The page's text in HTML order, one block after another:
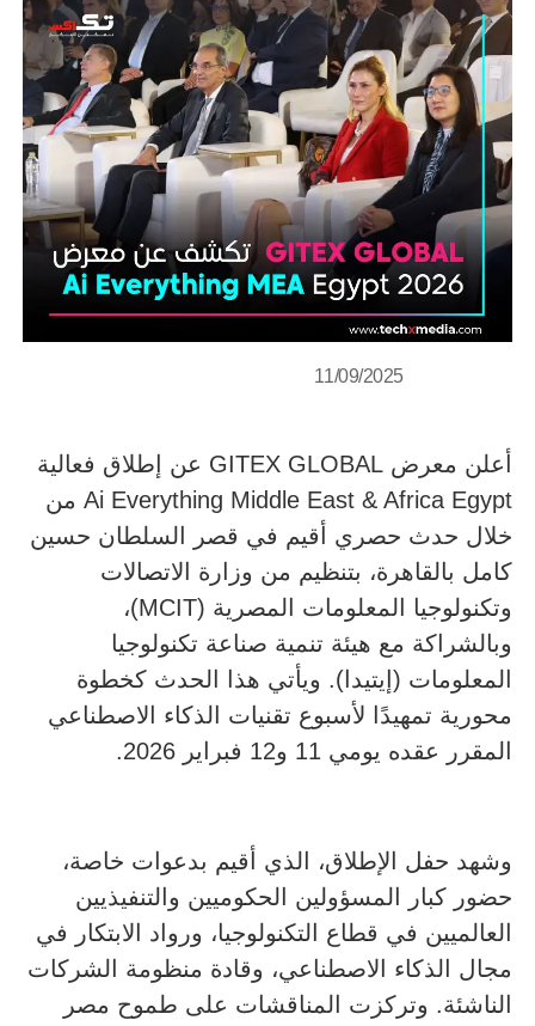
11/09/2025
أعلن معرض GITEX GLOBAL عن إطلاق فعالية
Ai Everything Middle East & Africa Egypt من
خلال حدث حصري أقيم في قصر السلطان حسين
كامل بالقاهرة، بتنظيم من وزارة الاتصالات
وتكنولوجيا المعلومات المصرية (MCIT)،
وبالشراكة مع هيئة تنمية صناعة تكنولوجيا
المعلومات (إيتيدا). ويأتي هذا الحدث كخطوة
محورية تمهيدًا لأسبوع تقنيات الذكاء الاصطناعي
المقرر عقده يومي 11 و12 فبراير 2026.
وشهد حفل الإطلاق، الذي أقيم بدعوات خاصة،
حضور كبار المسؤولين الحكوميين والتنفيذيين
العالميين في قطاع التكنولوجيا، ورواد الابتكار في
مجال الذكاء الاصطناعي، وقادة منظومة الشركات
الناشئة. وتركزت المناقشات على طموح مصر